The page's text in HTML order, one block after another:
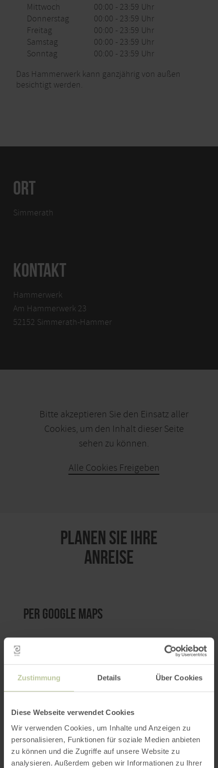
Zustimmung Details Über Cookies
Diese Webseite verwendet Cookies
Wir verwenden Cookies, um Inhalte und Anzeigen zu
personalisieren, Funktionen für soziale Medien anbieten
zu können und die Zugriffe auf unsere Website zu
analysieren. Außerdem geben wir Informationen zu Ihrer
Mittwoch
00:00 - 23:59 Uhr
Donnerstag
00:00 - 23:59 Uhr
Freitag
00:00 - 23:59 Uhr
Samstag
00:00 - 23:59 Uhr
Sonntag
00:00 - 23:59 Uhr
Das Hammerwerk kann ganzjährig von außen
besichtigt werden.
ORT
Simmerath
KONTAKT
Hammerwerk
Am Hammerwerk 23
52152 Simmerath-Hammer
Bitte akzeptieren Sie den Einsatz aller
Cookies, um den Inhalt dieser Seite
sehen zu können.
Alle Cookies Freigeben
PLANEN SIE IHRE
ANREISE
per Google Maps
ROUTE PLANEN